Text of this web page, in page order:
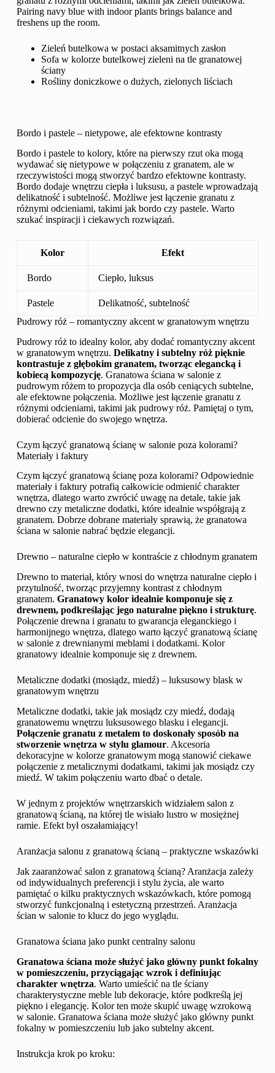
Pairing navy blue with indoor plants brings balance and
freshens up the room.
Zieleń butelkowa w postaci aksamitnych zasłon
Sofa w kolorze butelkowej zieleni na tle granatowej
ściany
Rośliny doniczkowe o dużych, zielonych liściach
Bordo i pastele – nietypowe, ale efektowne kontrasty
Bordo i pastele to kolory, które na pierwszy rzut oka mogą
wydawać się nietypowe w połączeniu z granatem, ale w
rzeczywistości mogą stworzyć bardzo efektowne kontrasty.
Bordo dodaje wnętrzu ciepła i luksusu, a pastele wprowadzają
delikatność i subtelność. Możliwe jest łączenie granatu z
różnymi odcieniami, takimi jak bordo czy pastele. Warto
szukać inspiracji i ciekawych rozwiązań.
Kolor Efekt
Bordo Ciepło, luksus
Pastele
Delikatność, subtelność
Pudrowy róż – romantyczny akcent w granatowym wnętrzu
Pudrowy róż to idealny kolor, aby dodać romantyczny akcent
w granatowym wnętrzu. Delikatny i subtelny róż pięknie
kontrastuje z głębokim granatem, tworząc elegancką i
kobiecą kompozycję. Granatowa ściana w salonie z
pudrowym różem to propozycja dla osób ceniących subtelne,
ale efektowne połączenia. Możliwe jest łączenie granatu z
różnymi odcieniami, takimi jak pudrowy róż. Pamiętaj o tym,
dobierać odcienie do swojego wnętrza.
Czym łączyć granatową ścianę w salonie poza kolorami?
Materiały i faktury
Czym łączyć granatową ścianę poza kolorami? Odpowiednie
materiały i faktury potrafią całkowicie odmienić charakter
wnętrza, dlatego warto zwrócić uwagę na detale, takie jak
drewno czy metaliczne dodatki, które idealnie współgrają z
granatem. Dobrze dobrane materiały sprawią, że granatowa
ściana w salonie nabrać będzie elegancji.
Drewno – naturalne ciepło w kontraście z chłodnym granatem
Drewno to materiał, który wnosi do wnętrza naturalne ciepło i
przytulność, tworząc przyjemny kontrast z chłodnym
granatem. Granatowy kolor idealnie komponuje się z
drewnem, podkreślając jego naturalne piękno i strukturę.
Połączenie drewna i granatu to gwarancja eleganckiego i
harmonijnego wnętrza, dlatego warto łączyć granatową ścianę
w salonie z drewnianymi meblami i dodatkami. Kolor
granatowy idealnie komponuje się z drewnem.
Metaliczne dodatki (mosiądz, miedź) – luksusowy blask w
granatowym wnętrzu
Metaliczne dodatki, takie jak mosiądz czy miedź, dodają
granatowemu wnętrzu luksusowego blasku i elegancji.
Połączenie granatu z metalem to doskonały sposób na
stworzenie wnętrza w stylu glamour. Akcesoria
dekoracyjne w kolorze granatowym mogą stanowić ciekawe
połączenie z metalicznymi dodatkami, takimi jak mosiądz czy
miedź. W takim połączeniu warto dbać o detale.
W jednym z projektów wnętrzarskich widziałem salon z
granatową ścianą, na której tle wisiało lustro w mosiężnej
ramie. Efekt był oszałamiający!
Aranżacja salonu z granatową ścianą – praktyczne wskazówki
Jak zaaranżować salon z granatową ścianą? Aranżacja zależy
od indywidualnych preferencji i stylu życia, ale warto
pamiętać o kilku praktycznych wskazówkach, które pomogą
stworzyć funkcjonalną i estetyczną przestrzeń. Aranżacja
ścian w salonie to klucz do jego wyglądu.
Granatowa ściana jako punkt centralny salonu
Granatowa ściana może służyć jako główny punkt fokalny
w pomieszczeniu, przyciągając wzrok i definiując
charakter wnętrza. Warto umieścić na tle ściany
charakterystyczne meble lub dekoracje, które podkreślą jej
piękno i elegancję. Kolor ten może skupić uwagę wzrokową
w salonie. Granatowa ściana może służyć jako główny punkt
fokalny w pomieszczeniu lub jako subtelny akcent.
Instrukcja krok po kroku: